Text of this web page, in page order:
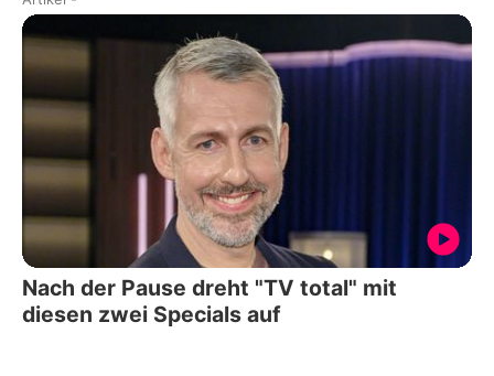
Nach der Pause dreht "TV total" mit
diesen zwei Specials auf